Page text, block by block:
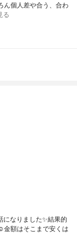
ん個人差や合う、合わ
る
になりました✨結果的
金額はそこまで安くは